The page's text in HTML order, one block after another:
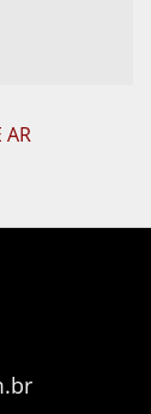
AR